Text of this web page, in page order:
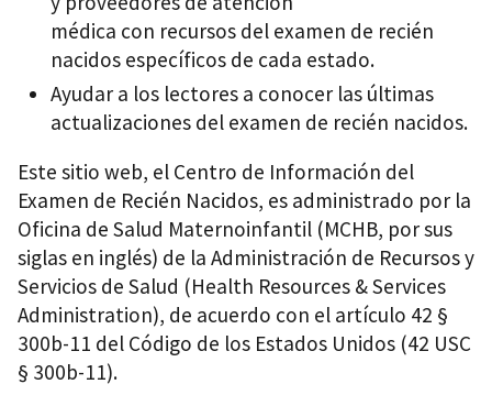
médica con recursos del examen de recién
nacidos específicos de cada estado.
Ayudar a los lectores a conocer las últimas
actualizaciones del examen de recién nacidos.
Este sitio web, el Centro de Información del
Examen de Recién Nacidos, es administrado por la
Oficina de Salud Maternoinfantil (MCHB, por sus
siglas en inglés) de la Administración de Recursos y
Servicios de Salud (Health Resources & Services
Administration), de acuerdo con el artículo 42 §
300b-11 del Código de los Estados Unidos (42 USC
§ 300b-11).